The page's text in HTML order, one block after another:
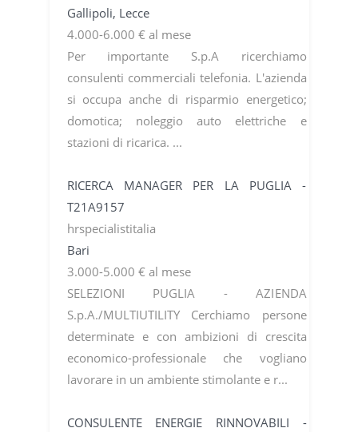
Gallipoli, Lecce
4.000-6.000 € al mese
Per importante S.p.A ricerchiamo
consulenti commerciali telefonia. L'azienda
si occupa anche di risparmio energetico;
domotica; noleggio auto elettriche e
stazioni di ricarica. ...
RICERCA MANAGER PER LA PUGLIA -
T21A9157
hrspecialistitalia
Bari
3.000-5.000 € al mese
SELEZIONI PUGLIA - AZIENDA
S.p.A./MULTIUTILITY Cerchiamo persone
determinate e con ambizioni di crescita
economico-professionale che vogliano
lavorare in un ambiente stimolante e r...
CONSULENTE ENERGIE RINNOVABILI -